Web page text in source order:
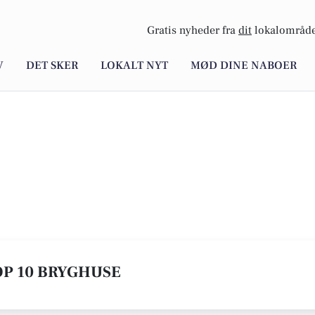
Gratis nyheder fra dit
DET SKER LOKALT NYT MØD DINE NABOER
10 BRYGHUSE